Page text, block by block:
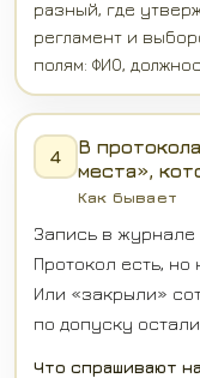
разный, где
регламент и
полям: ФИО,
4
В
места»,
Как бывает
Запись в журнале
Протокол есть, но
Или «закрыли»
по допуску
Что спрашивают